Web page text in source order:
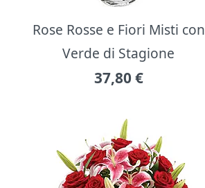
Rose Rosse e Fiori Misti con
Verde di Stagione
37,80 €